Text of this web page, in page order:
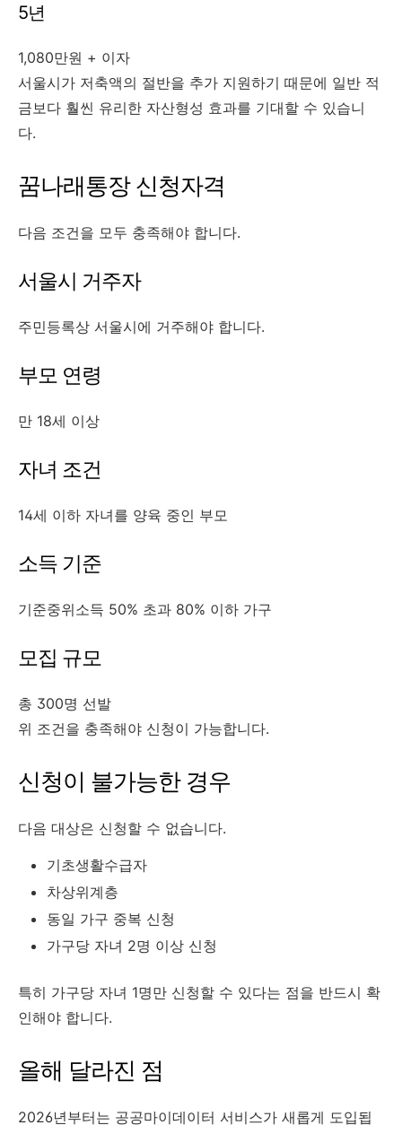
5년
1,080만원 + 이자
서울시가 저축액의 절반을 추가 지원하기 때문에 일반 적
금보다 훨씬 유리한 자산형성 효과를 기대할 수 있습니
다.
꿈나래통장 신청자격
다음 조건을 모두 충족해야 합니다.
서울시 거주자
주민등록상 서울시에 거주해야 합니다.
부모 연령
만 18세 이상
자녀 조건
14세 이하 자녀를 양육 중인 부모
소득 기준
기준중위소득 50% 초과 80% 이하 가구
모집 규모
총 300명 선발
위 조건을 충족해야 신청이 가능합니다.
신청이 불가능한 경우
다음 대상은 신청할 수 없습니다.
기초생활수급자
차상위계층
동일 가구 중복 신청
가구당 자녀 2명 이상 신청
특히 가구당 자녀 1명만 신청할 수 있다는 점을 반드시 확
인해야 합니다.
올해 달라진 점
2026년부터는 공공마이데이터 서비스가 새롭게 도입됩